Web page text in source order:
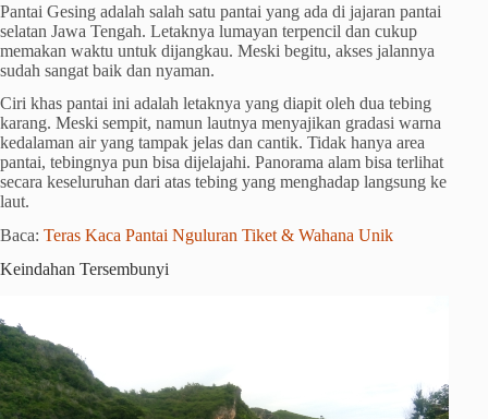
Pantai Gesing adalah salah satu pantai yang ada di jajaran pantai
selatan Jawa Tengah. Letaknya lumayan terpencil dan cukup
memakan waktu untuk dijangkau. Meski begitu, akses jalannya
sudah sangat baik dan nyaman.
Ciri khas pantai ini adalah letaknya yang diapit oleh dua tebing
karang. Meski sempit, namun lautnya menyajikan gradasi warna
kedalaman air yang tampak jelas dan cantik. Tidak hanya area
pantai, tebingnya pun bisa dijelajahi. Panorama alam bisa terlihat
secara keseluruhan dari atas tebing yang menghadap langsung ke
laut.
Baca: Teras Kaca Pantai Nguluran Tiket & Wahana Unik
Keindahan Tersembunyi